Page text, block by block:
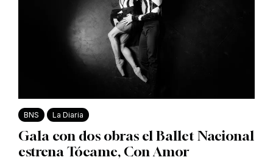
BNS La Diaria
Gala con dos obras el Ballet Nacional
estrena Tócame, Con Amor